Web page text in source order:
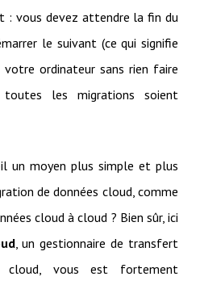
: vous devez attendre la fin du
le suivant (ce qui signifie
ordinateur sans rien faire
les migrations soient
un moyen plus simple et plus
de données cloud, comme
cloud à cloud ? Bien sûr, ici
, un gestionnaire de transfert
vous est fortement